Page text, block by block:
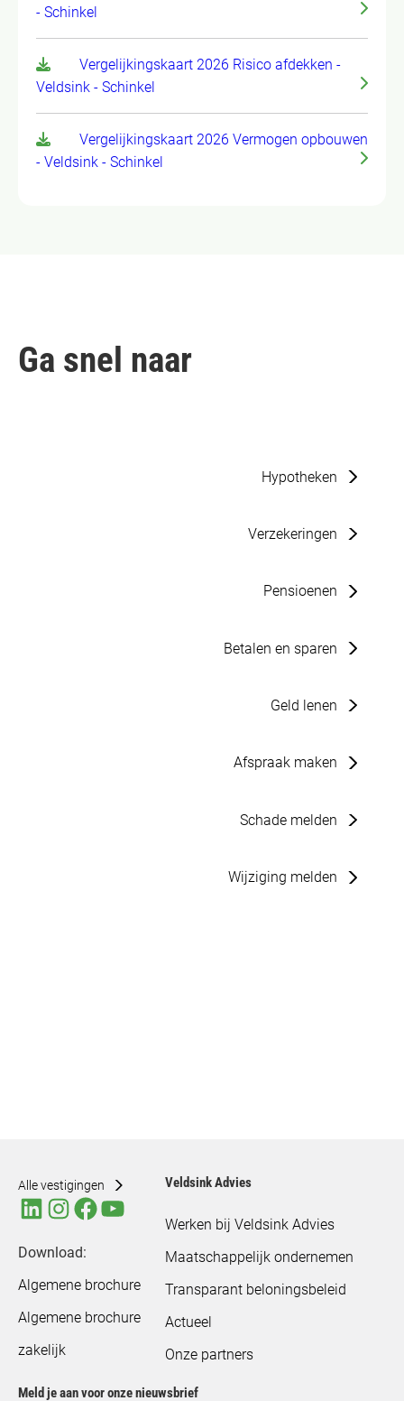
- Schinkel
Vergelijkingskaart 2026 Risico afdekken -
Veldsink - Schinkel
Vergelijkingskaart 2026 Vermogen opbouwen
- Veldsink - Schinkel
Ga snel naar
Hypotheken
Verzekeringen
Pensioenen
Betalen en sparen
Geld lenen
Afspraak maken
Schade melden
Wijziging melden
Alle vestigingen
Download:
Algemene brochure
Algemene brochure
zakelijk
Veldsink Advies
Werken bij Veldsink Advies
Maatschappelijk ondernemen
Transparant beloningsbeleid
Actueel
Onze partners
Meld je aan voor onze nieuwsbrief